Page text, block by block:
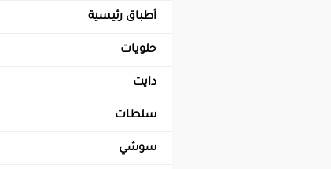
أطباق رئيسية
أسماكحلويات
حلويات غربية
دايت
حلويات دايتسلطات
سوشي